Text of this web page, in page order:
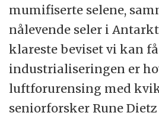
Fisker med
skadevirkninger ved stort
de fleste steder på kloden.
mumifiserte selene,
nålevende seler i
klareste beviset vi kan
industrialiseringen er
luftforurensing med
seniorforsker Rune